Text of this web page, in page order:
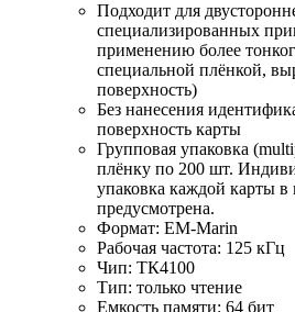
Подходит для
специализированных
применению более
специальной плёнкой,
поверхность)
Без нанесения
поверхность карты
Групповая упаковка
плёнку по 200 шт.
упаковка каждой карты
предусмотрена.
Формат: EM-Marin
Рабочая частота: 125 кГц
Чип: ТК4100
Тип: только чтение
Емкость памяти: 64 бит